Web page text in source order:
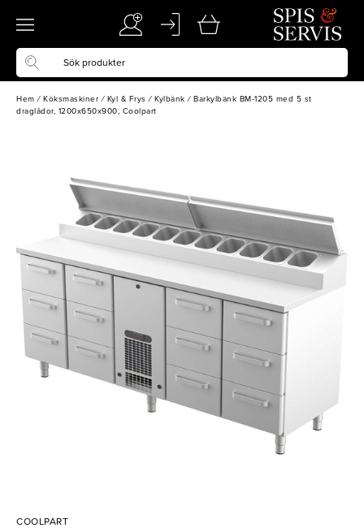
Hem / Köksmaskiner / Kyl & Frys / Kylbänk / Barkylbänk BM-1205 med 5 st
draglådor, 1200x650x900, Coolpart
COOLPART